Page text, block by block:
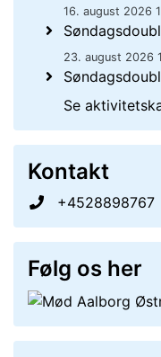
16. august 2026
23. august 2026
Se
Kontakt
+4528898767
Følg os her